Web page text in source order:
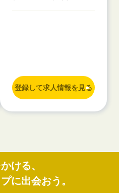
登録して求人情報を見る
ける、
に出会おう。